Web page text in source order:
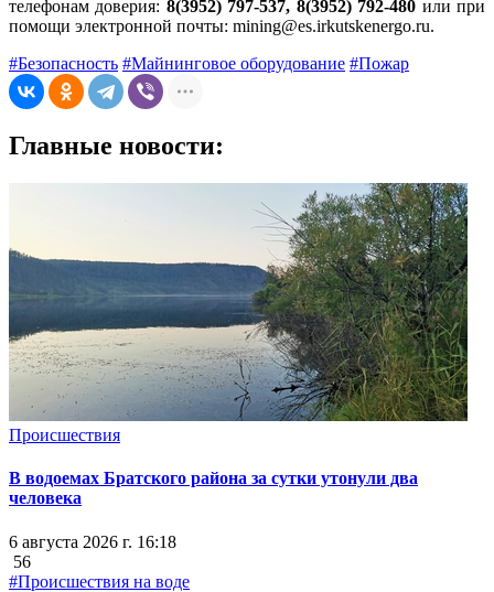
телефонам доверия: 8(3952) 797-537, 8(3952) 792-480 или при
помощи электронной почты: mining@es.irkutskenergo.ru.
#Безопасность #Майнинговое оборудование #Пожар
Главные новости:
Происшествия
В водоемах Братского района за сутки утонули два
человека
6 августа 2026 г. 16:18
56
#Происшествия на воде